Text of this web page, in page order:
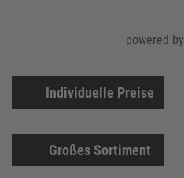
Individuelle Preise
Großes Sortiment
powered by